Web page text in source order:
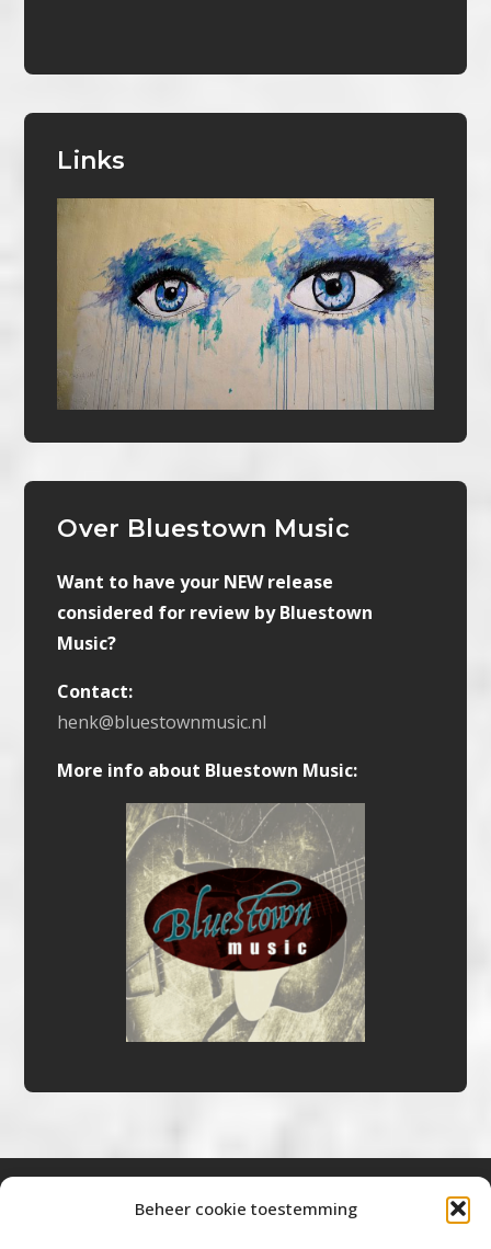
Beheer cookie toestemming
Links
Over Bluestown Music
Want to have your NEW release
considered for review by Bluestown
Music?
Contact:
henk@bluestownmusic.nl
More info about Bluestown Music: